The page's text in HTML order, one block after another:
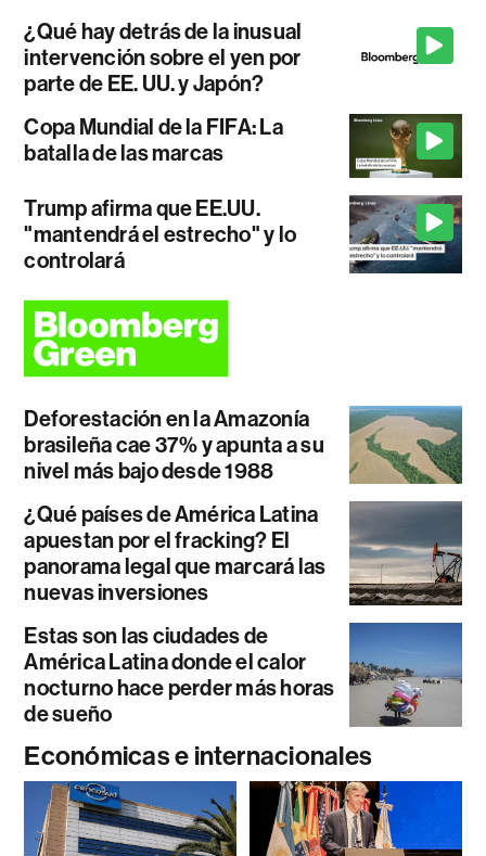
¿Qué hay detrás de la inusual
intervención sobre el yen por
parte de EE. UU. y Japón?
Copa Mundial de la FIFA: La
batalla de las marcas
Trump afirma que EE.UU.
"mantendrá el estrecho" y lo
controlará
Deforestación en la Amazonía
brasileña cae 37% y apunta a su
nivel más bajo desde 1988
¿Qué países de América Latina
apuestan por el fracking? El
panorama legal que marcará las
nuevas inversiones
Estas son las ciudades de
América Latina donde el calor
nocturno hace perder más horas
de sueño
Económicas e internacionales